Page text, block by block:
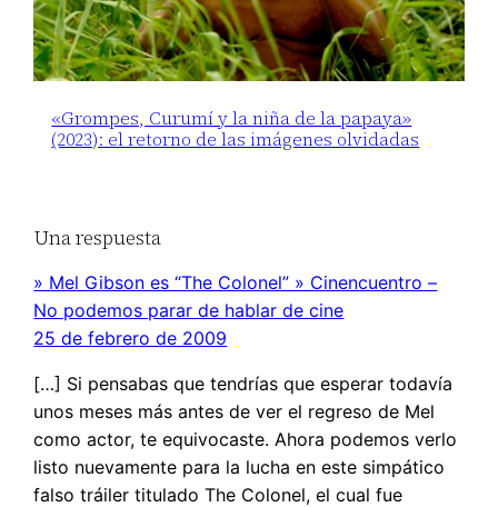
«Grompes, Curumí y la niña de la papaya»
(2023): el retorno de las imágenes olvidadas
Una respuesta
» Mel Gibson es “The Colonel” » Cinencuentro –
No podemos parar de hablar de cine
25 de febrero de 2009
[…] Si pensabas que tendrías que esperar todavía
unos meses más antes de ver el regreso de Mel
como actor, te equivocaste. Ahora podemos verlo
listo nuevamente para la lucha en este simpático
falso tráiler titulado The Colonel, el cual fue